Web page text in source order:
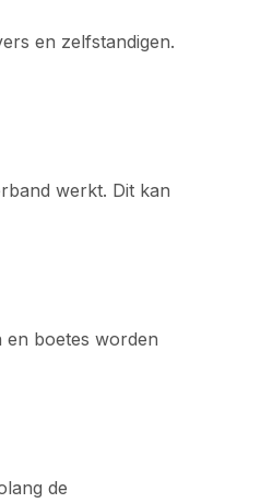
en zelfstandigen.
werkt. Dit kan
en boetes worden
de